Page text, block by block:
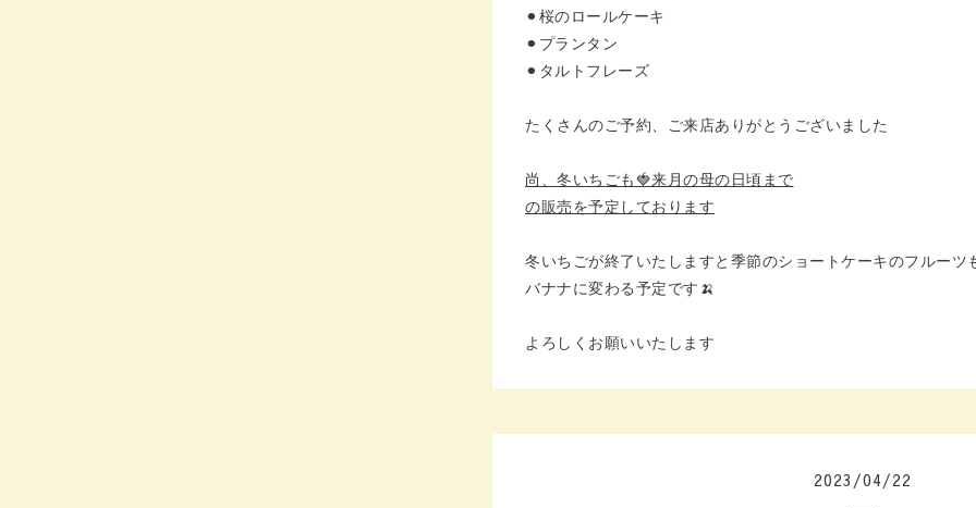
⚫︎桜のロールケーキ
⚫︎プランタン
⚫︎タルトフレーズ
たくさんのご予約、ご来店ありがとうございました
尚、冬いちごも🍓来月の母の日頃まで
の販売を予定しております
冬いちごが終了いたしますと 季節のショートケーキのフルーツ
バナナに変わる予定です🍌
よろしくお願いいたします
2023 /04/22